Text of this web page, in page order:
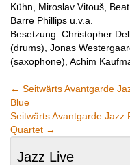
Kühn, Miroslav Vitouš,
Barre Phillips u.v.a.
Besetzung: Christopher
(drums), Jonas
(saxophone), Achim
← Seitwärts Avantgarde
Blue
Seitwärts Avantgarde Jazz
Quartet →
Jazz Live